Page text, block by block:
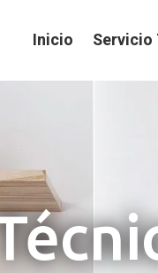
Inicio Servicio